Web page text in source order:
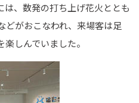
は、数発の打ち上げ花火ととも
どがおこなわれ、来場客は足
しんでいました。